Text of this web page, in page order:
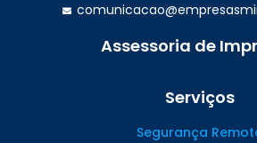
(47)
Assessoria de
Serviços
Segurança